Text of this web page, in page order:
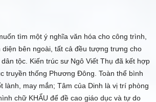
tìm một ý nghĩa văn hóa cho công trình,
bên ngoài, tất cả đều tượng trưng cho
tộc. Kiến trúc sư Ngô Viết Thụ đã kết hợp
truyền thống Phương Ðông. Toàn thể bình
lành, may mắn; Tâm của Dinh là vị trí phòng
chữ KHẨU để đề cao giáo dục và tự do